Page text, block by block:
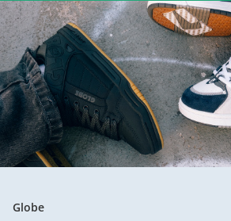
Suisse (Français)
Svizzera (Italiano)
France
Globe